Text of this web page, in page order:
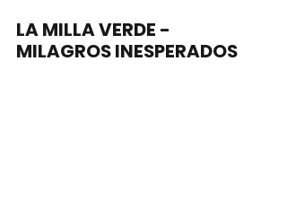
LA MILLA VERDE -
MILAGROS INESPERADOS